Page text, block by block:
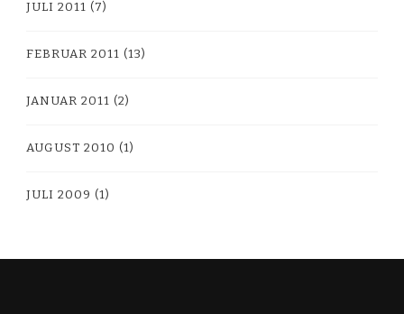
JULI 2011 (7)
FEBRUAR 2011 (13)
JANUAR 2011 (2)
AUGUST 2010 (1)
JULI 2009 (1)